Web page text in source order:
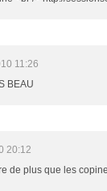
11:26
BEAU
20:12
de plus que les